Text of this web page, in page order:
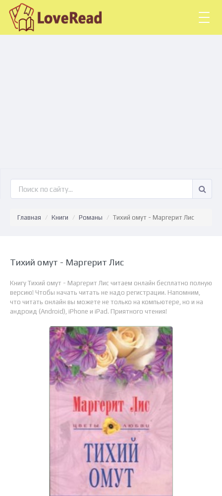
Главная Книги Романы Тихий омут - Маргерит Лис
Тихий омут - Маргерит Лис
Книгу Тихий омут - Маргерит Лис читаем онлайн бесплатно полную
версию! Чтобы начать читать не надо регистрации. Напомним,
что читать онлайн вы можете не только на компьютере, но и на
андроид (Android), iPhone и iPad. Приятного чтения!